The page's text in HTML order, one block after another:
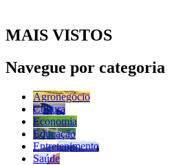
MAIS VISTOS
Navegue por categoria
Agronegócio
Cultura
Economia
Educação
Entretenimento
Saúde